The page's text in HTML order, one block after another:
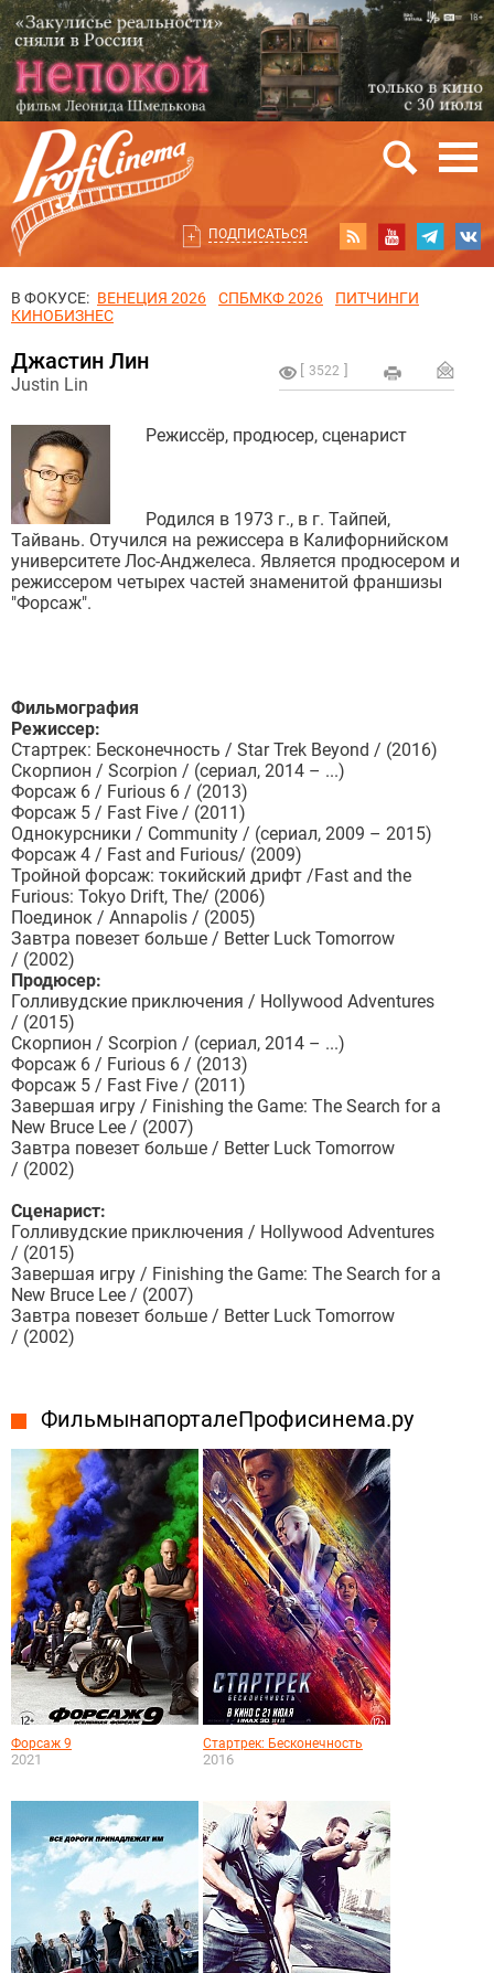
ПОДПИСАТЬСЯ
В ФОКУСЕ: ВЕНЕЦИЯ 2026 СПБМКФ 2026
ПИТЧИНГИ
КИНОБИЗНЕС
3522
Джастин Лин
Justin Lin
Режиссёр, продюсер, сценарист
Родился в 1973 г., в г. Тайпей,
Тайвань. Отучился на режиссера в Калифорнийском
университете Лос-Анджелеса. Является продюсером и
режиссером четырех частей знаменитой франшизы
"Форсаж".
Фильмография
Режиссер:
Стартрек: Бесконечность / Star Trek Beyond / (2016)
Скорпион / Scorpion / (сериал, 2014 – ...)
Форсаж 6 / Furious 6 / (2013)
Форсаж 5 / Fast Five / (2011)
Однокурсники / Community / (сериал, 2009 – 2015)
Форсаж 4 / Fast and Furious/ (2009)
Тройной форсаж: токийский дрифт /Fast and the
Furious: Tokyo Drift, The/ (2006)
Поединок / Annapolis / (2005)
Завтра повезет больше / Better Luck Tomorrow
/ (2002)
Продюсер:
Голливудские приключения / Hollywood Adventures
/ (2015)
Скорпион / Scorpion / (сериал, 2014 – ...)
Форсаж 6 / Furious 6 / (2013)
Форсаж 5 / Fast Five / (2011)
Завершая игру / Finishing the Game: The Search for a
New Bruce Lee / (2007)
Завтра повезет больше / Better Luck Tomorrow
/ (2002)
Сценарист:
Голливудские приключения / Hollywood Adventures
/ (2015)
Завершая игру / Finishing the Game: The Search for a
New Bruce Lee / (2007)
Завтра повезет больше / Better Luck Tomorrow
/ (2002)
Фильмы на портале Профисинема.ру
Форсаж 9
2021
Стартрек: Бесконечность
2016